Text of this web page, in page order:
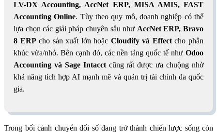
LV-DX Accounting, AccNet ERP, MISA AMIS, FAST
Accounting Online. Tùy theo quy mô, doanh nghiệp có thể
lựa chọn các giải pháp chuyên sâu như AccNet ERP, Bravo
8 ERPcho sản xuất lớn hoặc Cloudify và Effectcho phân
khúc vừa/nhỏ. Bên cạnh đó, các nền tảng quốc tế như Odoo
Accounting và Sage Intacctcũng rất được ưa chuộng nhờ
khả năng tích hợp AI mạnh mẽ và quản trị tài chính đa quốc
gia.
Trong bối cảnh chuyển đổi số đang trở thành chiến lược sống còn